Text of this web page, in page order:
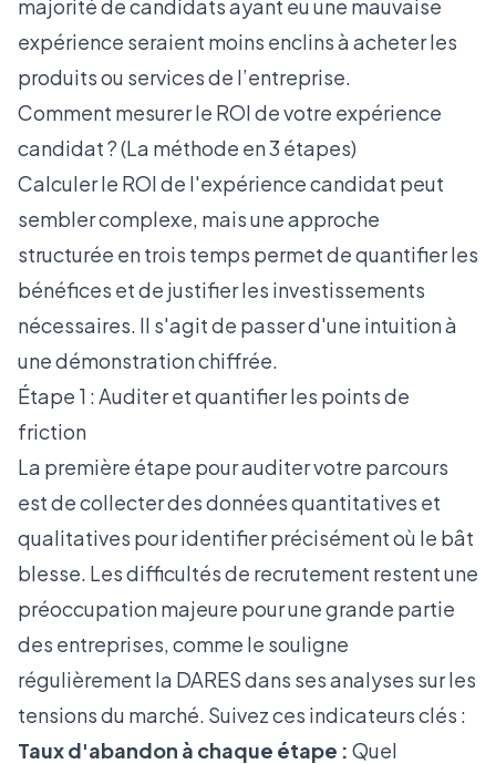
majorité de candidats ayant eu une mauvaise
expérience seraient moins enclins à acheter les
produits ou services de l’entreprise.
Comment mesurer le ROI de votre expérience
candidat ? (La méthode en 3 étapes)
Calculer le ROI de l'expérience candidat peut
sembler complexe, mais une approche
structurée en trois temps permet de quantifier les
bénéfices et de justifier les investissements
nécessaires. Il s'agit de passer d'une intuition à
une démonstration chiffrée.
Étape 1 : Auditer et quantifier les points de
friction
La première étape pour auditer votre parcours
est de collecter des données quantitatives et
qualitatives pour identifier précisément où le bât
blesse. Les difficultés de recrutement restent une
préoccupation majeure pour une grande partie
des entreprises, comme le souligne
régulièrement la DARES dans ses analyses sur les
tensions du marché. Suivez ces indicateurs clés :
Taux d'abandon à chaque étape : Quel